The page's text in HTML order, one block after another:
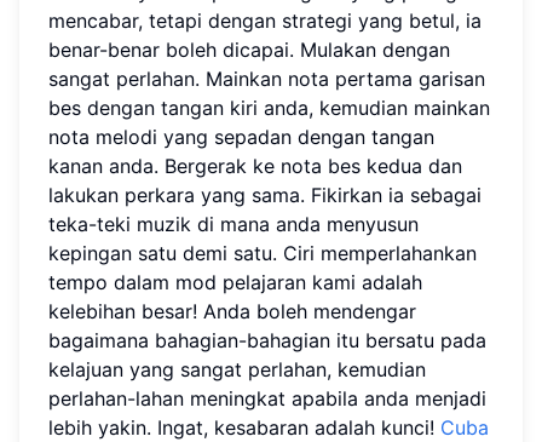
mencabar, tetapi dengan strategi yang betul, ia
benar-benar boleh dicapai. Mulakan dengan
sangat perlahan. Mainkan nota pertama garisan
bes dengan tangan kiri anda, kemudian mainkan
nota melodi yang sepadan dengan tangan
kanan anda. Bergerak ke nota bes kedua dan
lakukan perkara yang sama. Fikirkan ia sebagai
teka-teki muzik di mana anda menyusun
kepingan satu demi satu. Ciri memperlahankan
tempo dalam mod pelajaran kami adalah
kelebihan besar! Anda boleh mendengar
bagaimana bahagian-bahagian itu bersatu pada
kelajuan yang sangat perlahan, kemudian
perlahan-lahan meningkat apabila anda menjadi
lebih yakin. Ingat, kesabaran adalah kunci! Cuba